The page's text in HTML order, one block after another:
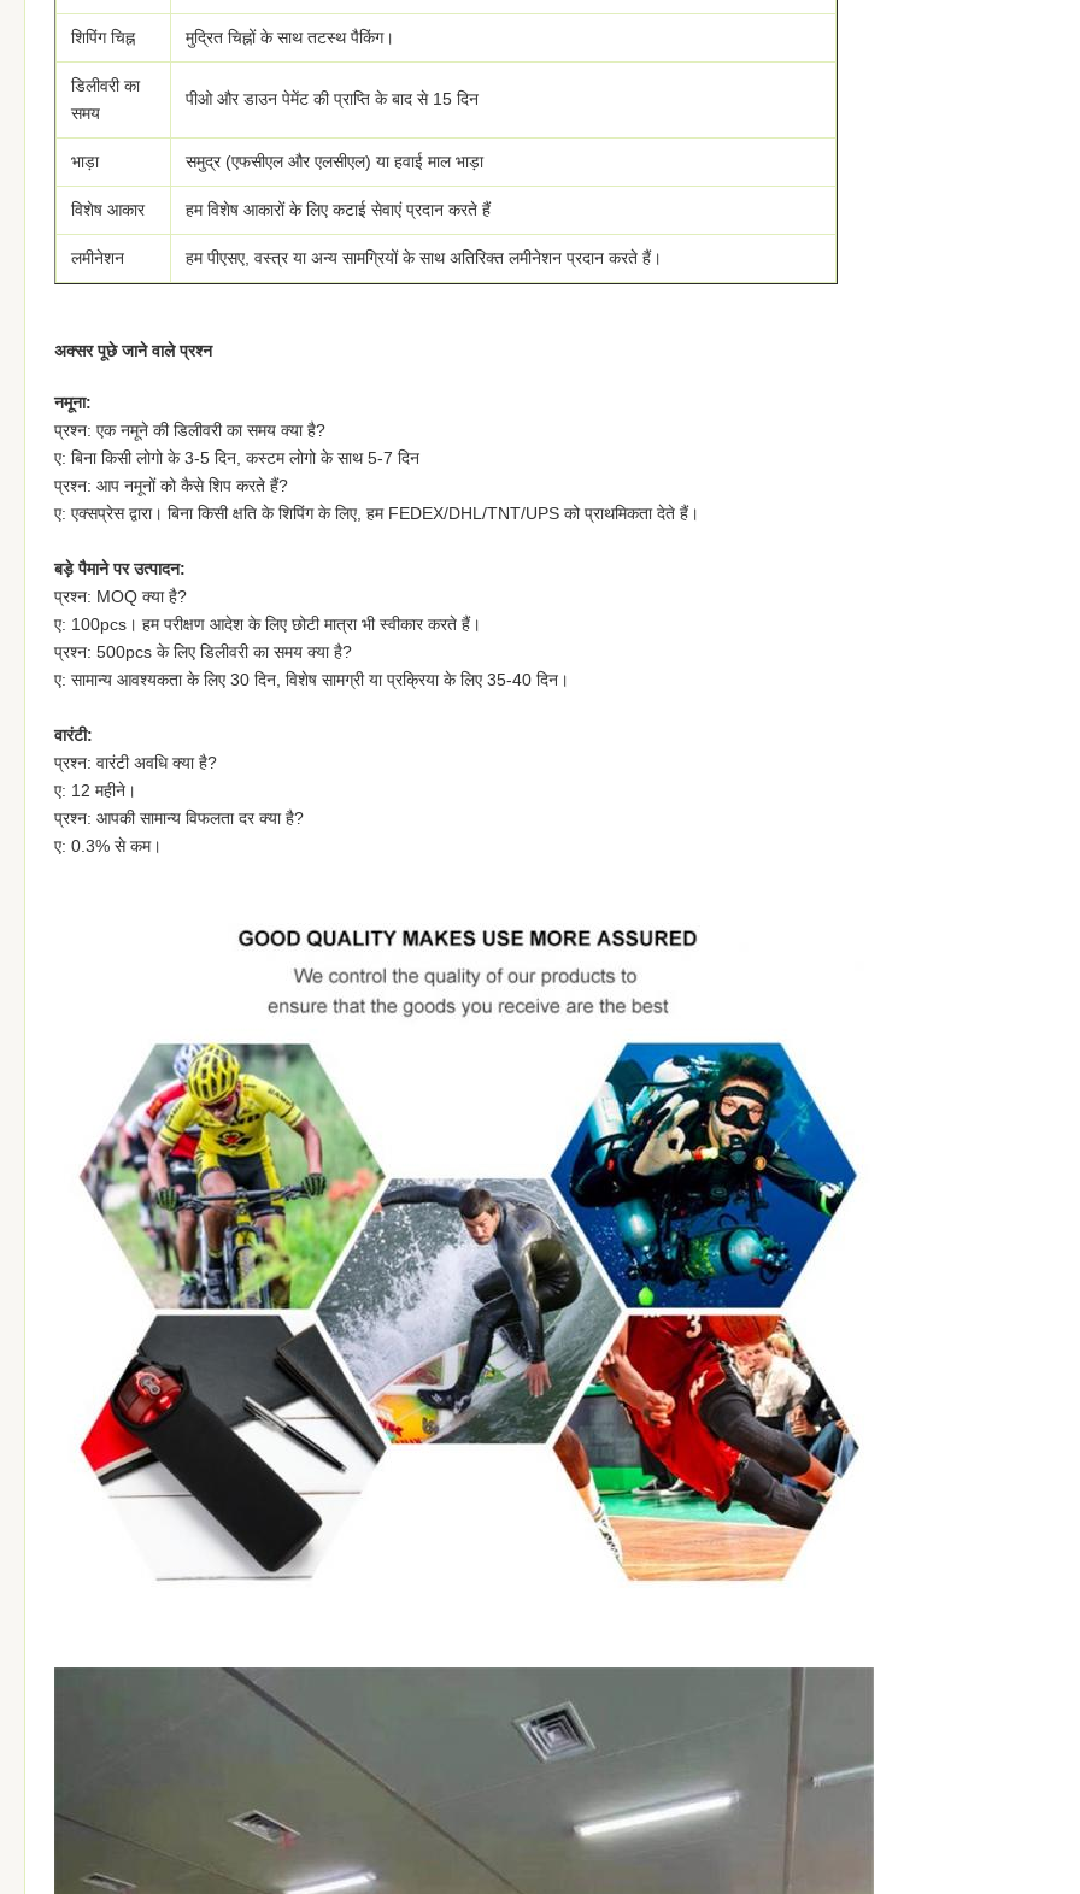
शिपिंग चिह्न मुद्रित चिह्नों के साथ तटस्थ पैकिंग।
डिलीवरी का
समय
पीओ और डाउन पेमेंट की प्राप्ति के बाद से 15 दिन
भाड़ा समुद्र (एफसीएल और एलसीएल) या हवाई माल भाड़ा
विशेष आकार हम विशेष आकारों के लिए कटाई सेवाएं प्रदान करते हैं
लमीनेशन हम पीएसए, वस्त्र या अन्य सामग्रियों के साथ अतिरिक्त लमीनेशन प्रदान करते हैं।
अक्सर पूछे जाने वाले प्रश्न
नमूना:
प्रश्न: एक नमूने की डिलीवरी का समय क्या है?
ए: बिना किसी लोगो के 3-5 दिन, कस्टम लोगो के साथ 5-7 दिन
प्रश्न: आप नमूनों को कैसे शिप करते हैं?
ए: एक्सप्रेस द्वारा। बिना किसी क्षति के शिपिंग के लिए, हम FEDEX/DHL/TNT/UPS को प्राथमिकता देते हैं।
बड़े पैमाने पर उत्पादन:
प्रश्न: MOQ क्या है?
ए: 100pcs। हम परीक्षण आदेश के लिए छोटी मात्रा भी स्वीकार करते हैं।
प्रश्न: 500pcs के लिए डिलीवरी का समय क्या है?
ए: सामान्य आवश्यकता के लिए 30 दिन, विशेष सामग्री या प्रक्रिया के लिए 35-40 दिन।
वारंटी:
प्रश्न: वारंटी अवधि क्या है?
ए: 12 महीने।
प्रश्न: आपकी सामान्य विफलता दर क्या है?
ए: 0.3% से कम।